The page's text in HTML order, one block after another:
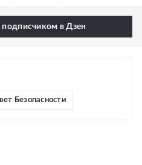
в Дзен
Безопасности